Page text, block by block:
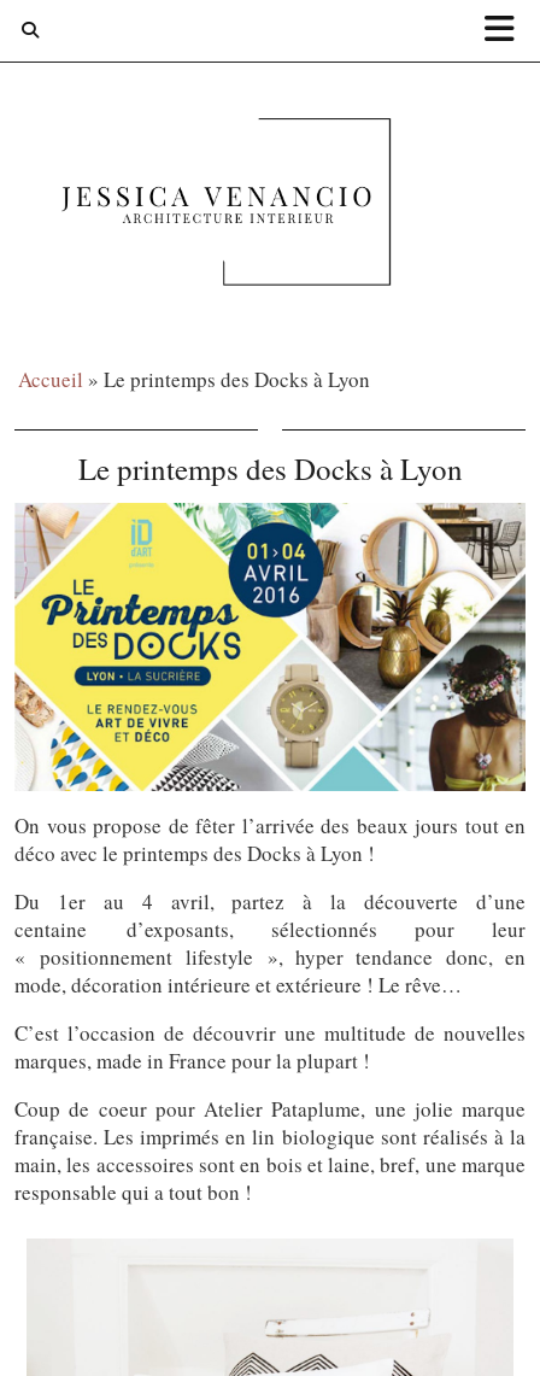
Accueil » Le printemps des Docks à Lyon
Le printemps des Docks à Lyon
On vous propose de fêter l’arrivée des beaux jours tout en
déco avec le printemps des Docks à Lyon !
Du 1er au 4 avril, partez à la découverte d’une
centaine d’exposants, sélectionnés pour leur
« positionnement lifestyle », hyper tendance donc, en
mode, décoration intérieure et extérieure ! Le rêve…
C’est l’occasion de découvrir une multitude de nouvelles
marques, made in France pour la plupart !
Coup de coeur pour Atelier Pataplume, une jolie marque
française. Les imprimés en lin biologique sont réalisés à la
main, les accessoires sont en bois et laine, bref, une marque
responsable qui a tout bon !